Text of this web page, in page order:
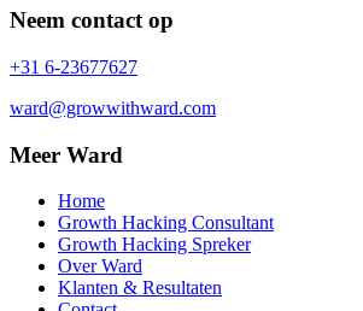
Neem contact op
+31 6-23677627
ward@growwithward.com
Meer Ward
Home
Growth Hacking Consultant
Growth Hacking Spreker
Over Ward
Klanten & Resultaten